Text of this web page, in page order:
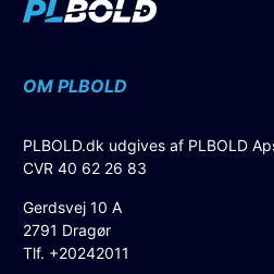
OM PLBOLD
PLBOLD.dk udgives af PLBOLD
CVR 40 62 26 83
Gerdsvej 10 A
2791 Dragør
Tlf. +20242011